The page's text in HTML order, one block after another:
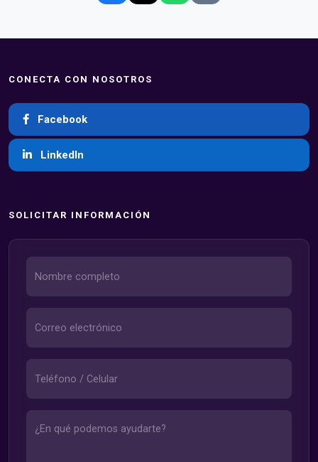
CONECTA CON NOSOTROS
Facebook
LinkedIn
SOLICITAR INFORMACIÓN